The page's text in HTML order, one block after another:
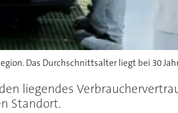
Das Durchschnittsalter liegt bei 30
liegendes
Standort.